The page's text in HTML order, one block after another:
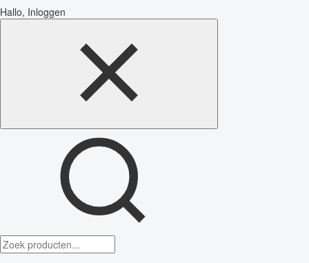
Hallo, Inloggen